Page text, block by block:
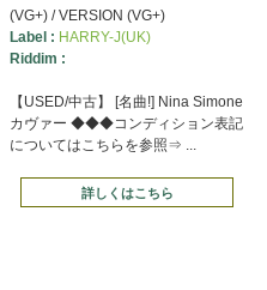
(VG+) / VERSION (VG+)
Label : HARRY-J(UK)
Riddim :
【USED/中古】 [名曲!] Nina Simone
カヴァー ◆◆◆コンディション表記
についてはこちらを参照⇒ ...
詳しくはこちら